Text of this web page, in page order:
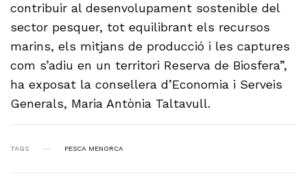
contribuir al desenvolupament sostenible del
sector pesquer, tot equilibrant els recursos
marins, els mitjans de producció i les captures
com s’adiu en un territori Reserva de Biosfera”,
ha exposat la consellera d’Economia i Serveis
Generals, Maria Antònia Taltavull.
TAGS PESCA MENORCA